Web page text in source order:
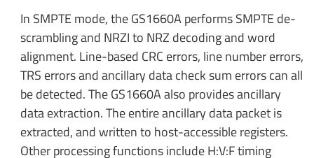
In SMPTE mode, the GS1660A performs SMPTE de-
scrambling and NRZI to NRZ decoding and word
alignment. Line-based CRC errors, line number errors,
TRS errors and ancillary data check sum errors can all
be detected. The GS1660A also provides ancillary
data extraction. The entire ancillary data packet is
extracted, and written to host-accessible registers.
Other processing functions include H:V:F timing